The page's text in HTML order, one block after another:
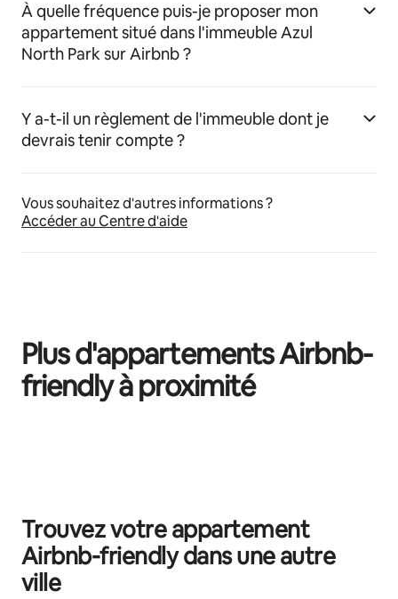
À quelle fréquence puis-je proposer mon
appartement situé dans l'immeuble Azul
North Park sur Airbnb ?
Y a-t-il un règlement de l'immeuble dont je
devrais tenir compte ?
Vous souhaitez d'autres informations ?
Accéder au Centre d'aide
Plus d'appartements Airbnb-
friendly à proximité
Trouvez votre appartement
Airbnb-friendly dans une autre
ville